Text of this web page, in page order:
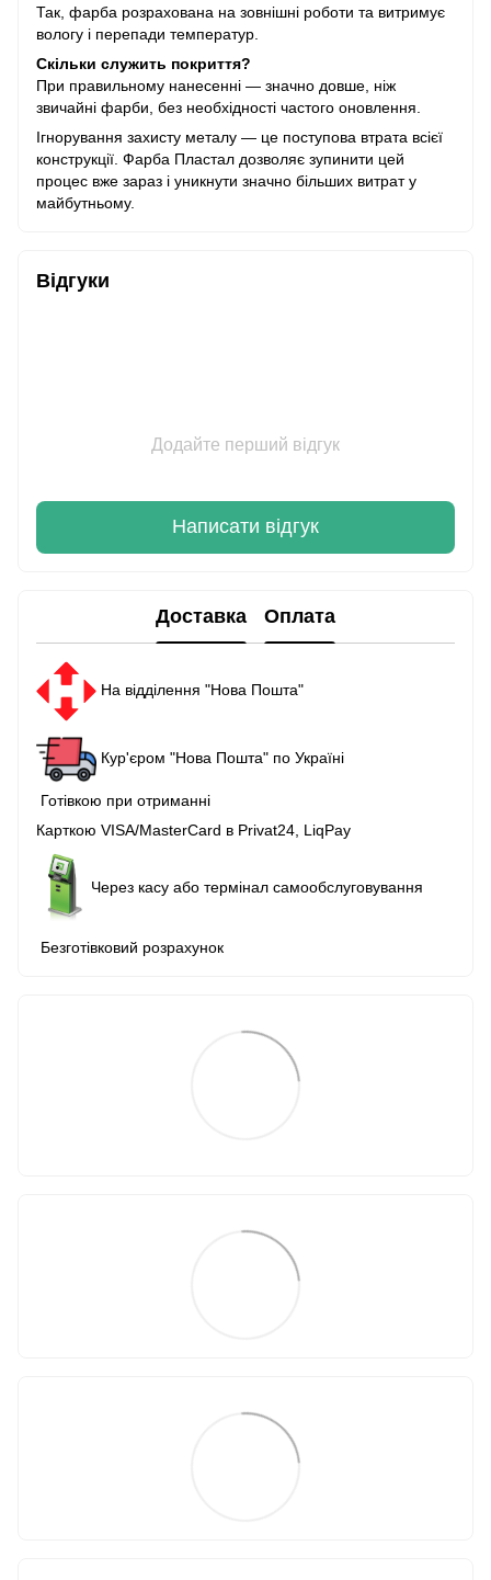
Так, фарба розрахована на зовнішні роботи та витримує
вологу і перепади температур.
Скільки служить покриття?
При правильному нанесенні — значно довше, ніж
звичайні фарби, без необхідності частого оновлення.
Ігнорування захисту металу — це поступова втрата всієї
конструкції. Фарба Пластал дозволяє зупинити цей
процес вже зараз і уникнути значно більших витрат у
майбутньому.
Відгуки
Додайте перший відгук
Написати відгук
Доставка Оплата
На відділення "Нова Пошта"
Кур'єром "Нова Пошта" по Україні
Готівкою при отриманні
Карткою VISA/MasterCard в Рrivat24, LiqPay
Через касу або термінал самообслуговування
Безготівковий розрахунок